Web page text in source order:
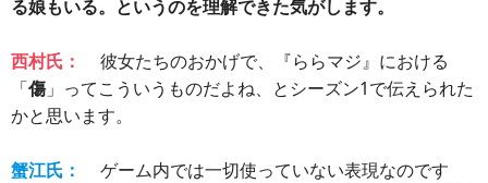
る娘もいる。というのを理解できた気がします。
西村氏：
彼女たちのおかげで、『ららマジ』における
「傷」ってこういうものだよね、とシーズン1で伝えられた
かと思います。
蟹江氏：
ゲーム内では一切使っていない表現なのです